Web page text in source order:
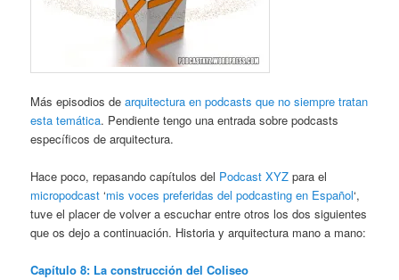
Más episodios dearquitectura en podcasts que no siempre tratan
esta temática. Pendiente tengo una entrada sobre podcasts
específicos de arquitectura.
Hace poco, repasando capítulos del Podcast XYZ para el
micropodcast ‘mis voces preferidas del podcasting en Español‘,
tuve el placer de volver a escuchar entre otros los dos siguientes
que os dejo a continuación. Historia y arquitectura mano a mano:
Capítulo 8: La construcción del Coliseo